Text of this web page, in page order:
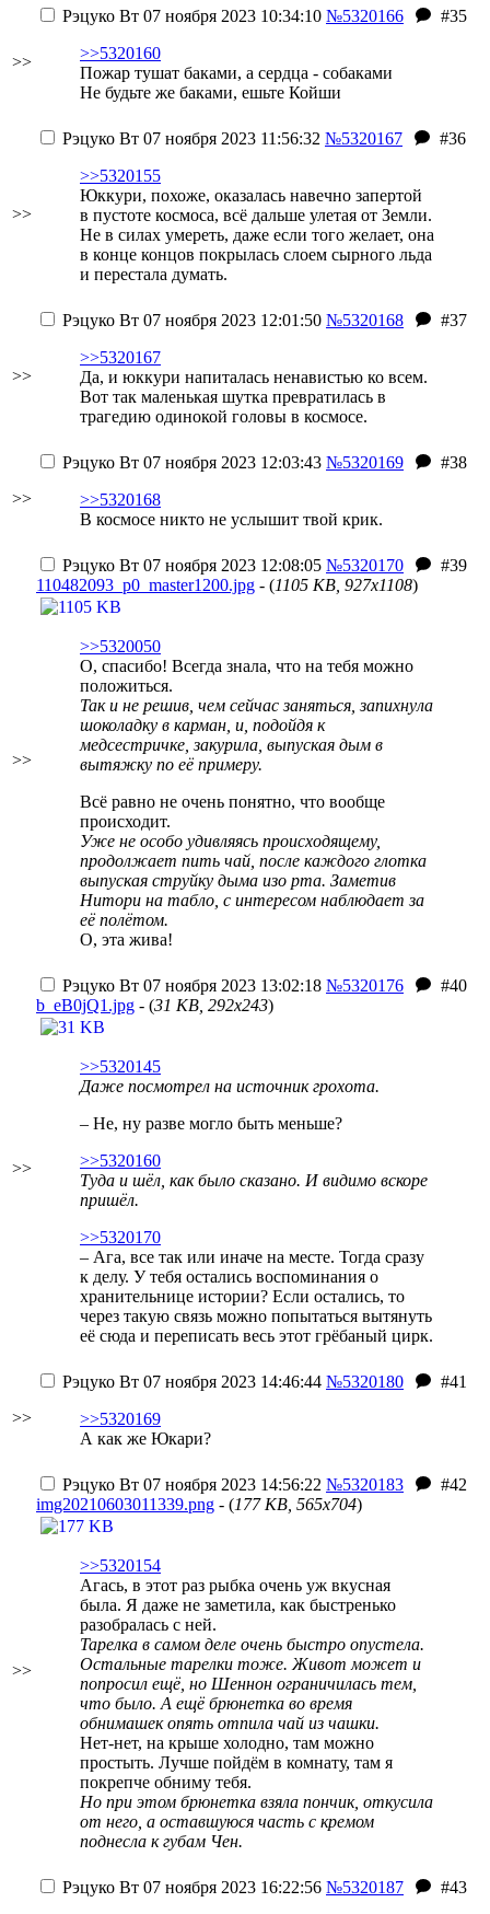
>>
Рэцуко Вт 07 ноября 2023 10:34:10 №5320166
#35
>>5320160
Пожар тушат баками, а сердца - собаками
Не будьте же баками, ешьте Койши
>>
Рэцуко Вт 07 ноября 2023 11:56:32 №5320167
#36
>>5320155
Юккури, похоже, оказалась навечно запертой
в пустоте космоса, всё дальше улетая от Земли.
Не в силах умереть, даже если того желает, она
в конце концов покрылась слоем сырного льда
и перестала думать.
>>
Рэцуко Вт 07 ноября 2023 12:01:50 №5320168
#37
>>5320167
Да, и юккури напиталась ненавистью ко всем.
Вот так маленькая шутка превратилась в
трагедию одинокой головы в космосе.
>>
Рэцуко Вт 07 ноября 2023 12:03:43 №5320169
#38
>>5320168
В космосе никто не услышит твой крик.
>>
Рэцуко Вт 07 ноября 2023 12:08:05 №5320170
#39
110482093_p0_master1200.jpg - (1105 KB, 927x1108)
>>5320050
О, спасибо! Всегда знала, что на тебя можно
положиться.
Так и не решив, чем сейчас заняться, запихнула
шоколадку в карман, и, подойдя к
медсестричке, закурила, выпуская дым в
вытяжку по её примеру.
Всё равно не очень понятно, что вообще
происходит.
Уже не особо удивляясь происходящему,
продолжает пить чай, после каждого глотка
выпуская струйку дыма изо рта. Заметив
Нитори на табло, с интересом наблюдает за
её полётом.
О, эта жива!
>>
Рэцуко Вт 07 ноября 2023 13:02:18 №5320176
#40
b_eB0jQ1.jpg - (31 KB, 292x243)
>>5320145
Даже посмотрел на источник грохота.
– Не, ну разве могло быть меньше?
>>5320160
Туда и шёл, как было сказано. И видимо вскоре
пришёл.
>>5320170
– Ага, все так или иначе на месте. Тогда сразу
к делу. У тебя остались воспоминания о
хранительнице истории? Если остались, то
через такую связь можно попытаться вытянуть
её сюда и переписать весь этот грёбаный цирк.
>>
Рэцуко Вт 07 ноября 2023 14:46:44 №5320180
#41
>>5320169
А как же Юкари?
>>
Рэцуко Вт 07 ноября 2023 14:56:22 №5320183
#42
img20210603011339.png - (177 KB, 565x704)
>>5320154
Агась, в этот раз рыбка очень уж вкусная
была. Я даже не заметила, как быстренько
разобралась с ней.
Тарелка в самом деле очень быстро опустела.
Остальные тарелки тоже. Живот может и
попросил ещё, но Шеннон ограничилась тем,
что было. А ещё брюнетка во время
обнимашек опять отпила чай из чашки.
Нет-нет, на крыше холодно, там можно
простыть. Лучше пойдём в комнату, там я
покрепче обниму тебя.
Но при этом брюнетка взяла пончик, откусила
от него, а оставшуюся часть с кремом
поднесла к губам Чен.
Рэцуко Вт 07 ноября 2023 16:22:56 №5320187
#43